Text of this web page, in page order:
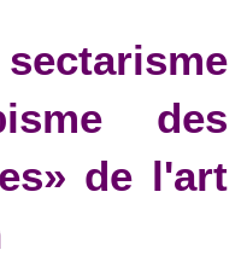
des
de l'art